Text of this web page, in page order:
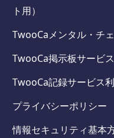
ト用）
TwooCaメンタル・チ
TwooCa掲示板サービ
TwooCa記録サービス
プライバシーポリシー
情報セキュリティ基本